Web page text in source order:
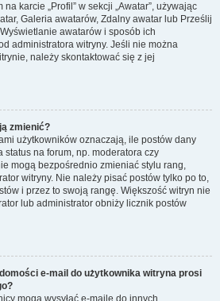
karcie „Profil” w sekcji „Awatar”, używając
Galeria awatarów, Zdalny awatar lub Prześlij
awatarów i sposób ich
administratora witryny. Jeśli nie można
należy skontaktować się z jej
zmienić?
użytkowników oznaczają, ile postów dany
status na forum, np. moderatora czy
mogą bezpośrednio zmieniać stylu rang,
witryny. Nie należy pisać postów tylko po to,
i przez to swoją rangę. Większość witryn nie
lub administrator obniży licznik postów
e-mail do użytkownika witryna prosi
mogą wysyłać e-maile do innych